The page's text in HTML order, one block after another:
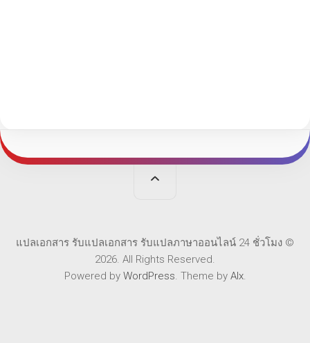
แปลเอกสาร รับแปลเอกสาร รับแปลภาษาออนไลน์ 24 ชั่วโมง ©
2026. All Rights Reserved.
Powered by WordPress. Theme by Alx.